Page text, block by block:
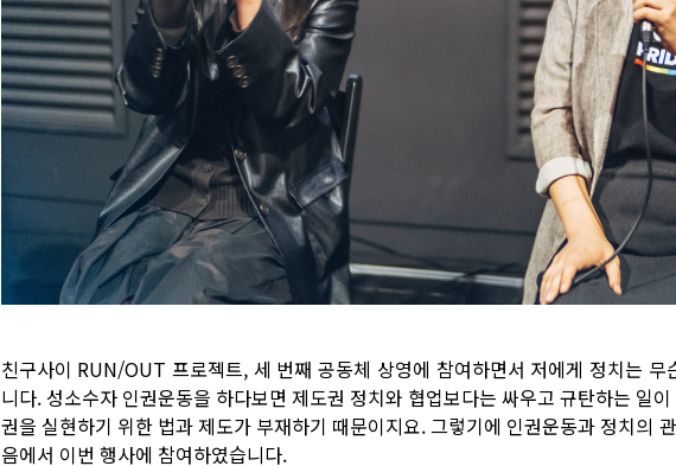
친구사이 RUN/OUT 프로젝트, 세 번째 공동체 상영에 참여하면서 저에게 정치는 무
니다. 성소수자 인권운동을 하다보면 제도권 정치와 협업보다는 싸우고 규탄하는 일
권을 실현하기 위한 법과 제도가 부재하기 때문이지요. 그렇기에 인권운동과 정치의
음에서 이번 행사에 참여하였습니다.